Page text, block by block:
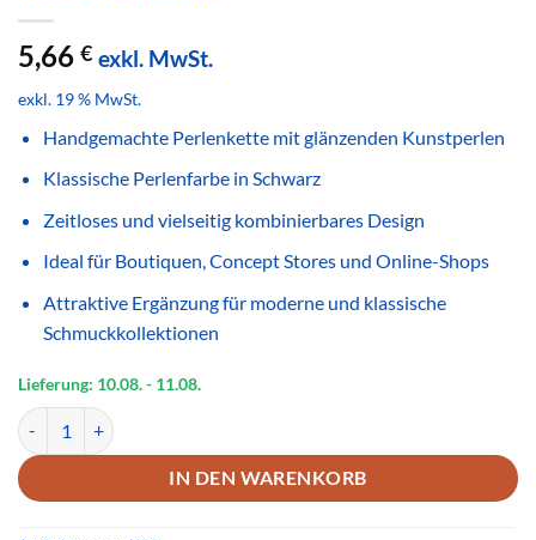
5,66 € exkl. MwSt.
exkl. 19 % MwSt.
Handgemachte Perlenkette mit glänzenden Kunstperlen
Klassische Perlenfarbe in Schwarz
Zeitloses und vielseitig kombinierbares Design
Ideal für Boutiquen, Concept Stores und Online-Shops
Attraktive Ergänzung für moderne und klassische
Schmuckkollektionen
Lieferung: 10.08.- 11.08.
Handgemachte Perlenkette Schwarz Glänzend – Zeitloser
IN DEN WARENKORB